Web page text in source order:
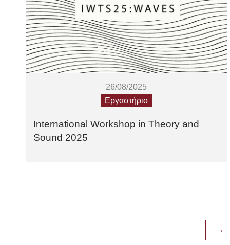
26/08/2025
Εργαστήριο
International Workshop in Theory and
Sound 2025
←